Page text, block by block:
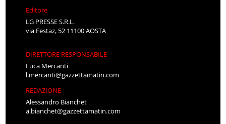
Editore
LG PRESSE S.R.L.
via Festaz, 52 11100 AOSTA
DIRETTORE RESPONSABILE
Luca Mercanti
l.mercanti@gazzettamatin.com
REDAZIONE
Alessandro Bianchet
a.bianchet@gazzettamatin.com